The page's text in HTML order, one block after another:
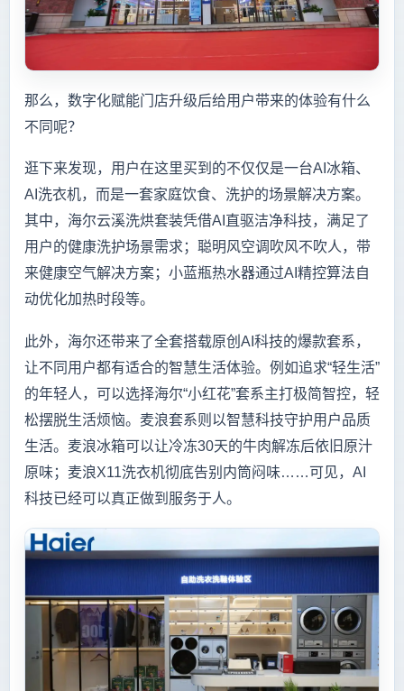
那么，数字化赋能门店升级后给用户带来的体验有什么
不同呢？
逛下来发现，用户在这里买到的不仅仅是一台AI冰箱、
AI洗衣机，而是一套家庭饮食、洗护的场景解决方案。
其中，海尔云溪洗烘套装凭借AI直驱洁净科技，满足了
用户的健康洗护场景需求；聪明风空调吹风不吹人，带
来健康空气解决方案；小蓝瓶热水器通过AI精控算法自
动优化加热时段等。
此外，海尔还带来了全套搭载原创AI科技的爆款套系，
让不同用户都有适合的智慧生活体验。例如追求“轻生活”
的年轻人，可以选择海尔“小红花”套系主打极简智控，轻
松摆脱生活烦恼。麦浪套系则以智慧科技守护用户品质
生活。麦浪冰箱可以让冷冻30天的牛肉解冻后依旧原汁
原味；麦浪X11洗衣机彻底告别内筒闷味……可见，AI
科技已经可以真正做到服务于人。